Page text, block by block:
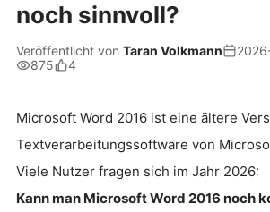
noch sinnvoll?
Veröffentlicht von Taran Volkmann
875
4
Microsoft Word 2016 ist eine ältere
Textverarbeitungssoftware von
Viele Nutzer fragen sich im Jahr 2026:
Kann man Microsoft Word 2016 noch